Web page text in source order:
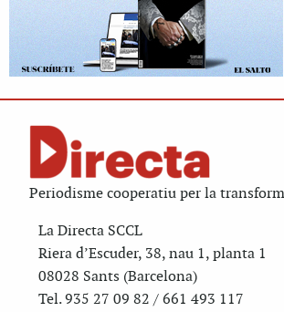
Periodisme cooperatiu per la
La Directa SCCL
Riera d’Escuder, 38, nau 1, planta 1
08028 Sants (Barcelona)
Tel. 935 27 09 82 / 661 493 117